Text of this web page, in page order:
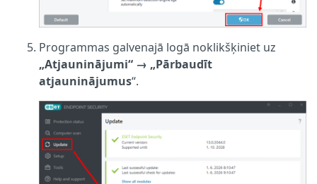
Programmas galvenajā logā noklikšķiniet uz
„Atjauninājumi“ → „Pārbaudīt
atjauninājumus“.